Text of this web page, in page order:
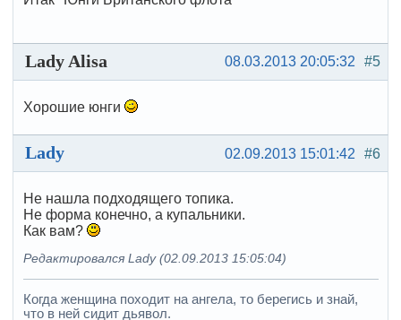
#5
08.03.2013 20:05:32
Lady Alisa
Хорошие юнги
#6
02.09.2013 15:01:42
Lady
Не нашла подходящего топика.
Не форма конечно, а купальники.
Как вам?
Редактировался Lady (02.09.2013 15:05:04)
Когда женщина походит на ангела, то берегись и знай,
что в ней сидит дьявол.